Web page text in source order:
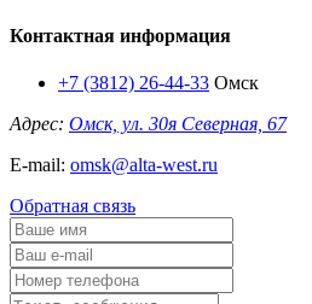
Контактная информация
+7 (3812) 26-44-33 Омск
Адрес: Омск, ул. 30я Северная, 67
E-mail: omsk@alta-west.ru
Обратная связь